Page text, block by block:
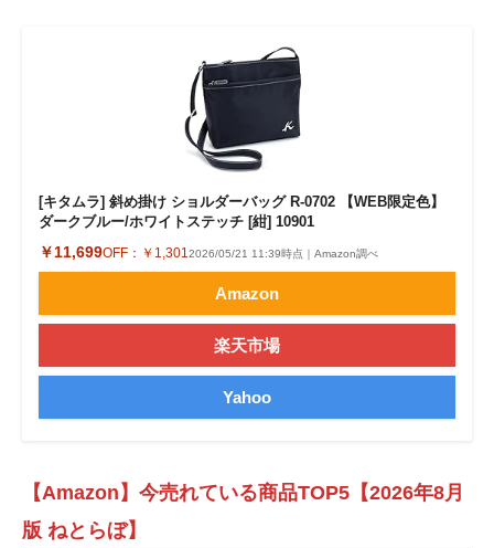
[キタムラ] 斜め掛け ショルダーバッグ R-0702 【WEB限定色】
ダークブルー/ホワイトステッチ [紺] 10901
￥11,699OFF： ￥1,3012026/05/21 11:39時点｜Amazon調べ
Amazon
楽天市場
Yahoo
【Amazon】今売れている商品TOP5【2026年8月
版 ねとらぼ】